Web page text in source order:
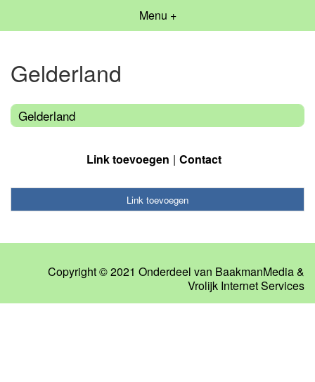
Menu +
Gelderland
Gelderland
Link toevoegen Contact
Link toevoegen
Copyright © 2021 Onderdeel van BaakmanMedia&
Vrolijk Internet Services